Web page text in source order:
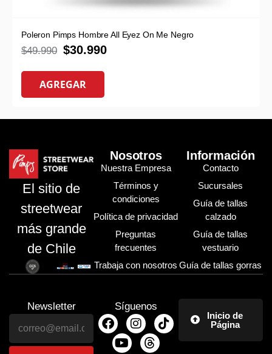
Poleron Pimps Hombre All Eyez On Me Negro
$49.990 $30.990
AGREGAR
El sitio de
streetwear
más grande
de Chile
Nosotros
Nuestra Empresa
Términos y
condiciones
Política de privacidad
Preguntas
frecuentes
Trabaja con nosotros
Información
Contacto
Sucursales
Guía de tallas
calzado
Guía de tallas
vestuario
Guía de tallas gorras
Newsletter Síguenos
Inicio de
Página